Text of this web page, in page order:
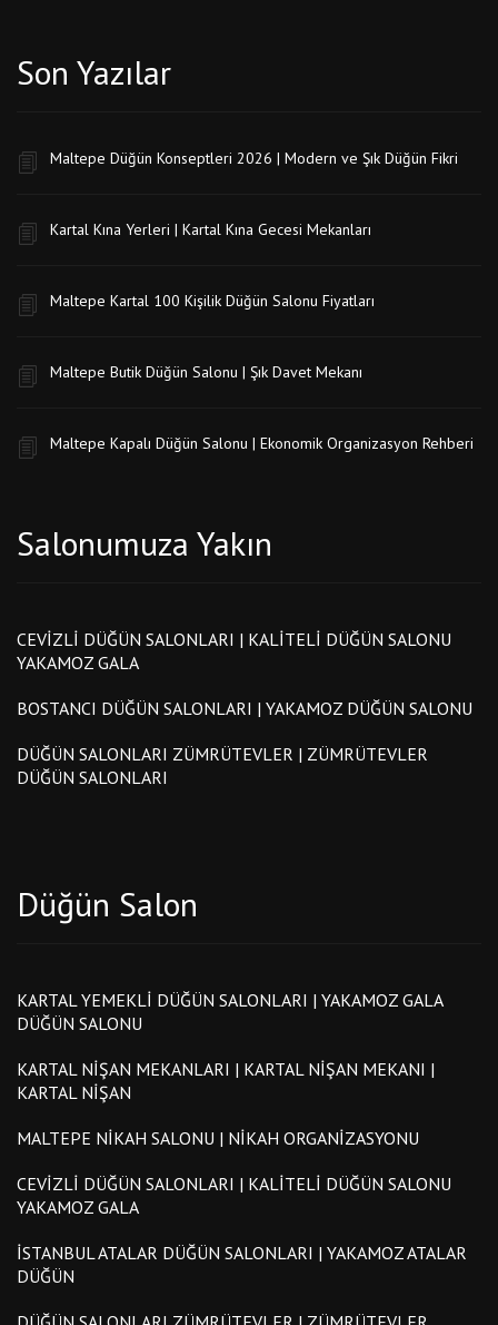
Son Yazılar
Maltepe Düğün Konseptleri 2026 | Modern ve Şık Düğün Fikri
Kartal Kına Yerleri | Kartal Kına Gecesi Mekanları
Maltepe Kartal 100 Kişilik Düğün Salonu Fiyatları
Maltepe Butik Düğün Salonu | Şık Davet Mekanı
Maltepe Kapalı Düğün Salonu | Ekonomik Organizasyon Rehberi
Salonumuza Yakın
CEVIZLI DÜĞÜN SALONLARI | KALITELI DÜĞÜN SALONU
YAKAMOZ GALA
BOSTANCI DÜĞÜN SALONLARI | YAKAMOZ DÜĞÜN SALONU
DÜĞÜN SALONLARI ZÜMRÜTEVLER | ZÜMRÜTEVLER
DÜĞÜN SALONLARI
Düğün Salon
KARTAL YEMEKLI DÜĞÜN SALONLARI | YAKAMOZ GALA
DÜĞÜN SALONU
KARTAL NIŞAN MEKANLARI | KARTAL NIŞAN MEKANI |
KARTAL NIŞAN
MALTEPE NIKAH SALONU | NIKAH ORGANIZASYONU
CEVIZLI DÜĞÜN SALONLARI | KALITELI DÜĞÜN SALONU
YAKAMOZ GALA
İSTANBUL ATALAR DÜĞÜN SALONLARI | YAKAMOZ ATALAR
DÜĞÜN